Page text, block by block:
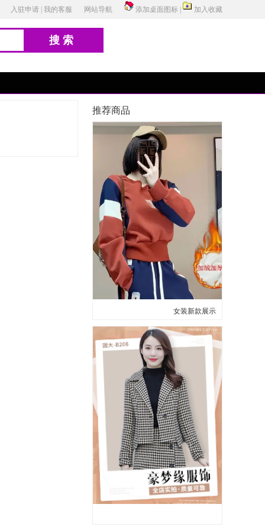
入驻申请 我的客服 网站导航 添加桌面图标 加入收藏
搜索
推荐商品
女装新款展示